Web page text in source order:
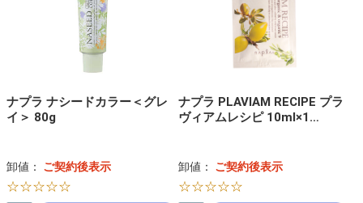
ナプラ ナシードカラー＜グレ
イ＞ 80g
卸値： ご契約後表示
☆☆☆☆☆
ナプラ PLAVIAM RECIPE プラ
ヴィアムレシピ 10ml×1…
卸値： ご契約後表示
☆☆☆☆☆